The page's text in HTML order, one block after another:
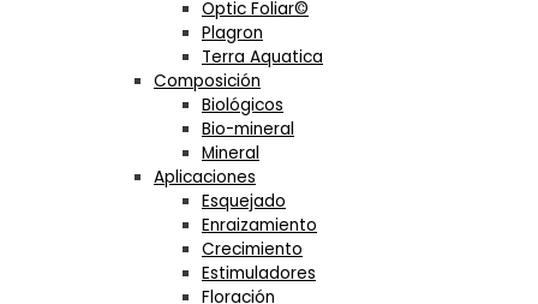
Optic Foliar©
Plagron
Terra Aquatica
Composición
Biológicos
Bio-mineral
Mineral
Aplicaciones
Esquejado
Enraizamiento
Crecimiento
Estimuladores
Floración